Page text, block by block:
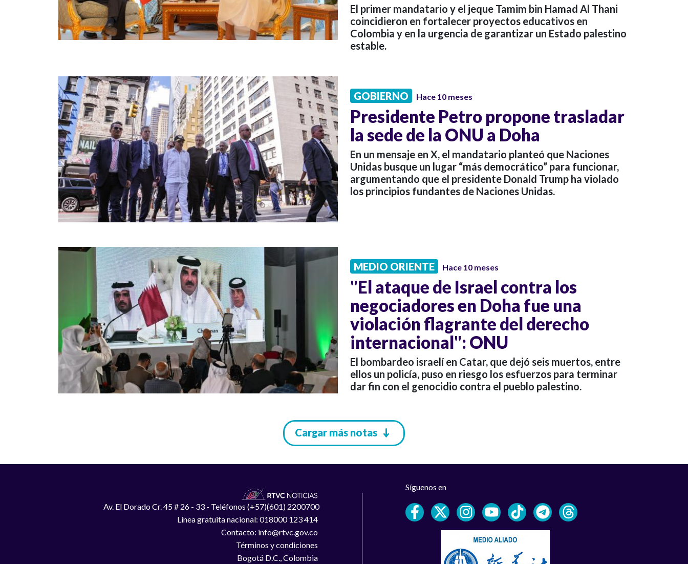
El primer mandatario y el jeque Tamim bin Hamad Al Thani
coincidieron en fortalecer proyectos educativos en
Colombia y en la urgencia de garantizar un Estado palestino
estable.
GOBIERNO Hace 10 meses
Presidente Petro propone trasladar
la sede de la ONU a Doha
En un mensaje en X, el mandatario planteó que Naciones
Unidas busque un lugar “más democrático” para funcionar,
argumentando que el presidente Donald Trump ha violado
los principios fundantes de Naciones Unidas.
MEDIO ORIENTE Hace 10 meses
"El ataque de Israel contra los
negociadores en Doha fue una
violación flagrante del derecho
internacional": ONU
El bombardeo israelí en Catar, que dejó seis muertos, entre
ellos un policía, puso en riesgo los esfuerzos para terminar
dar fin con el genocidio contra el pueblo palestino.
Cargar más notas
Av. El Dorado Cr. 45 # 26 - 33 - Teléfonos (+57)(601) 2200700
Línea gratuita nacional: 018000 123 414
Contacto: info@rtvc.gov.co
Términos y condiciones
Bogotá D.C., Colombia
Síguenos en